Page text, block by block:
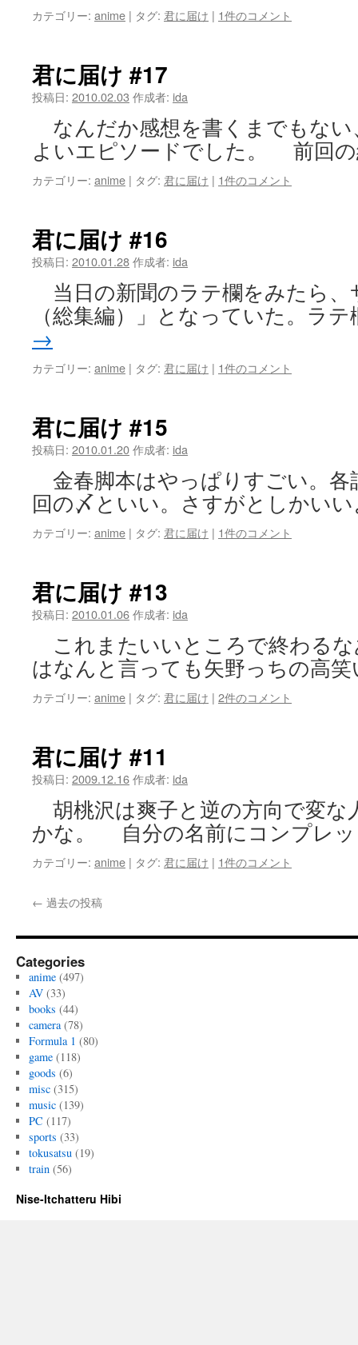
カテゴリー: anime | タグ: 君に届け | 1件のコメント
君に届け #17
投稿日: 2010.02.03 作成者: ida
なんだか感想を書くまでもな
よいエピソードでした。 前回
カテゴリー: anime | タグ: 君に届け | 1件のコメント
君に届け #16
投稿日: 2010.01.28作成者: ida
当日の新聞のラテ欄をみたら、
（総集編）」となっていた。ラ
→
カテゴリー: anime | タグ: 君に届け | 1件のコメント
君に届け #15
投稿日: 2010.01.20作成者: ida
金春脚本はやっぱりすごい。各
回の〆といい。さすがとしかい
カテゴリー: anime | タグ: 君に届け | 1件のコメント
君に届け #13
投稿日: 2010.01.06作成者: ida
これまたいいところで終わる
はなんと言っても矢野っちの高
カテゴリー: anime | タグ: 君に届け | 2件のコメント
君に届け #11
投稿日: 2009.12.16作成者: ida
胡桃沢は爽子と逆の方向で変な
かな。 自分の名前にコンプレ
カテゴリー: anime | タグ: 君に届け | 1件のコメント
← 過去の投稿
Categories
anime(497)
AV(33)
books (44)
camera(78)
Formula 1 (80)
game(118)
goods (6)
misc(315)
music(139)
PC (117)
sports (33)
tokusatsu(19)
train(56)
Nise-Itchatteru Hibi